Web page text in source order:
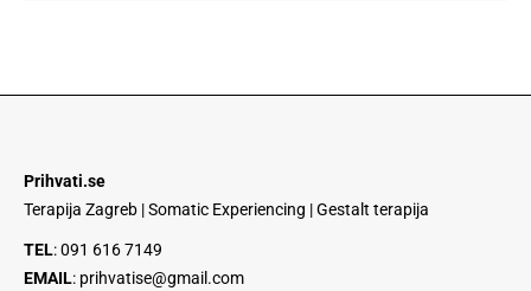
Prihvati.se
Terapija Zagreb | Somatic Experiencing | Gestalt terapija
TEL:091 616 7149
EMAIL: prihvatise@gmail.com